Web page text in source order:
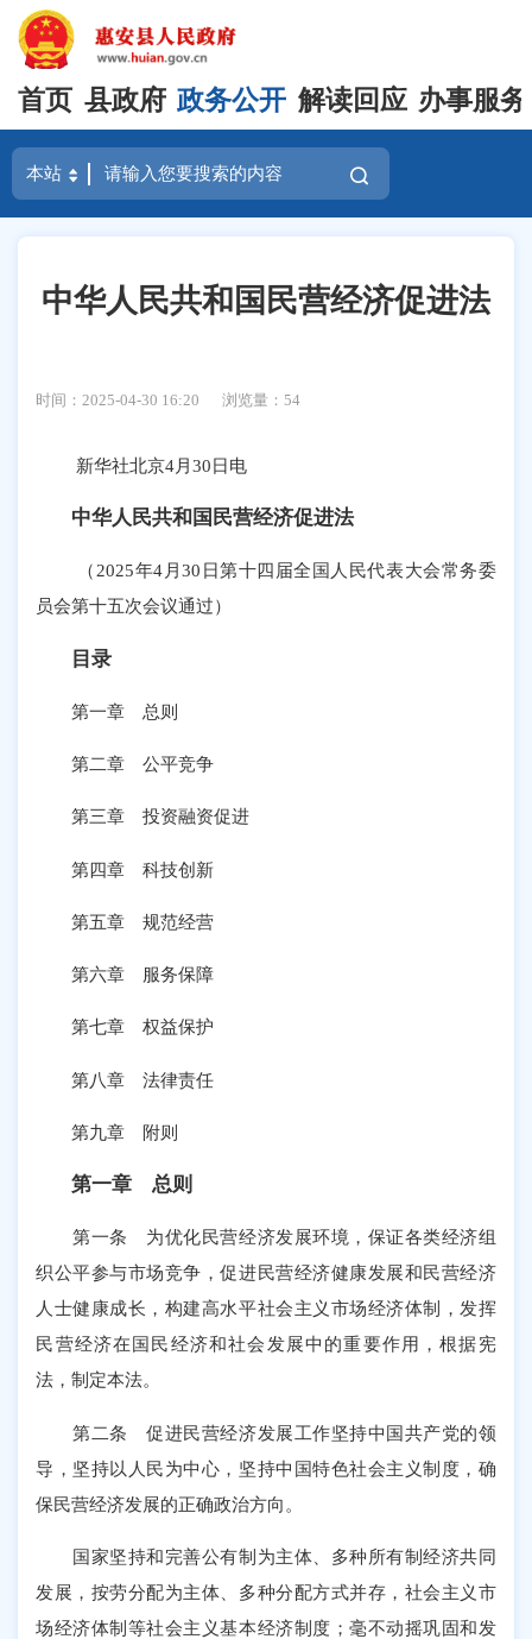
首页 县政府 政务公开 解读回应 办事服务
中华人民共和国民营经济促进法
时间：2025-04-30 16:20 浏览量：54
新华社北京4月30日电
中华人民共和国民营经济促进法
（2025年4月30日第十四届全国人民代表大会常务委
员会第十五次会议通过）
目录
第一章 总则
第二章 公平竞争
第三章 投资融资促进
第四章 科技创新
第五章 规范经营
第六章 服务保障
第七章 权益保护
第八章 法律责任
第九章 附则
第一章 总则
第一条 为优化民营经济发展环境，保证各类经济组
织公平参与市场竞争，促进民营经济健康发展和民营经济
人士健康成长，构建高水平社会主义市场经济体制，发挥
民营经济在国民经济和社会发展中的重要作用，根据宪
法，制定本法。
第二条 促进民营经济发展工作坚持中国共产党的领
导，坚持以人民为中心，坚持中国特色社会主义制度，确
保民营经济发展的正确政治方向。
国家坚持和完善公有制为主体、多种所有制经济共同
发展，按劳分配为主体、多种分配方式并存，社会主义市
场经济体制等社会主义基本经济制度；毫不动摇巩固和发